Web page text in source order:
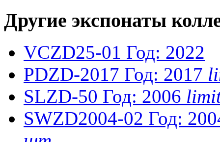
Другие экспонаты
VCZD25-01 Год: 2022
PDZD-2017 Год: 2017
SLZD-50 Год: 2006
SWZD2004-02 Год: